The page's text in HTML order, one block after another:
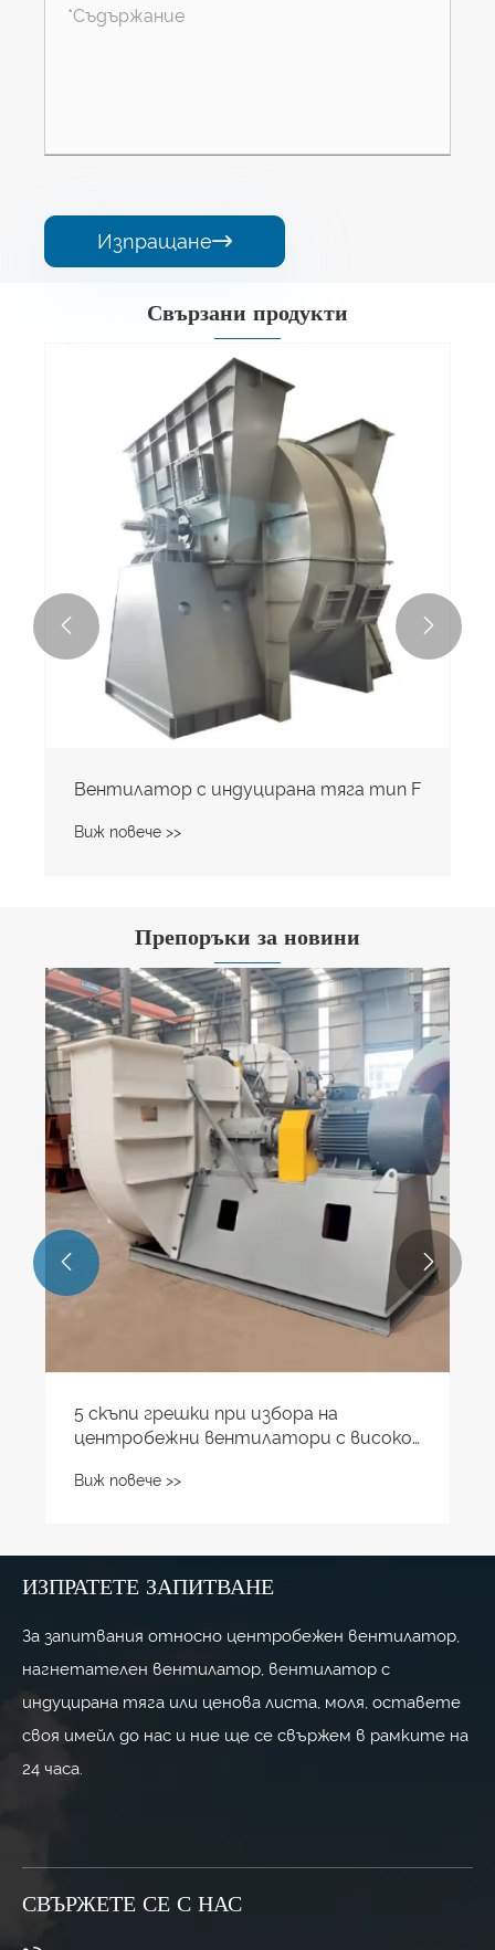
Изпращане
Свързани продукти
Вентилатор с индуцирана тяга тип F
Виж повече >>
 
Препоръки за новини
5 скъпи грешки при избора на
центробежни вентилатори с високо
Виж повече >>
 
ИЗПРАТЕТЕ ЗАПИТВАНЕ
За запитвания относно центробежен вентилатор,
нагнетателен вентилатор, вентилатор с
индуцирана тяга или ценова листа, моля, оставете
своя имейл до нас и ние ще се свържем в рамките на
24 часа.
СВЪРЖЕТЕ СЕ С НАС